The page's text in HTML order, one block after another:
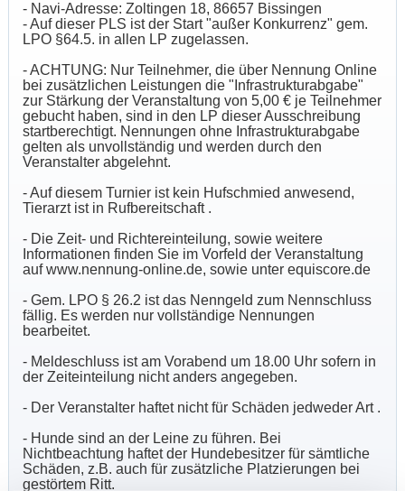
- Navi-Adresse: Zoltingen 18, 86657 Bissingen
- Auf dieser PLS ist der Start "außer Konkurrenz" gem.
LPO §64.5. in allen LP zugelassen.
- ACHTUNG: Nur Teilnehmer, die über Nennung Online
bei zusätzlichen Leistungen die "Infrastrukturabgabe"
zur Stärkung der Veranstaltung von 5,00 € je Teilnehmer
gebucht haben, sind in den LP dieser Ausschreibung
startberechtigt. Nennungen ohne Infrastrukturabgabe
gelten als unvollständig und werden durch den
Veranstalter abgelehnt.
- Auf diesem Turnier ist kein Hufschmied anwesend,
Tierarzt ist in Rufbereitschaft .
- Die Zeit- und Richtereinteilung, sowie weitere
Informationen finden Sie im Vorfeld der Veranstaltung
auf www.nennung-online.de, sowie unter equiscore.de
- Gem. LPO § 26.2 ist das Nenngeld zum Nennschluss
fällig. Es werden nur vollständige Nennungen
bearbeitet.
- Meldeschluss ist am Vorabend um 18.00 Uhr sofern in
der Zeiteinteilung nicht anders angegeben.
- Der Veranstalter haftet nicht für Schäden jedweder Art .
- Hunde sind an der Leine zu führen. Bei
Nichtbeachtung haftet der Hundebesitzer für sämtliche
Schäden, z.B. auch für zusätzliche Platzierungen bei
gestörtem Ritt.